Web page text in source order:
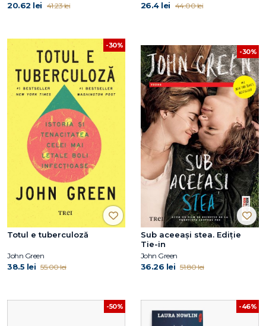
20.62 lei 41.23 lei 26.4 lei 44.00 lei
-30%
Totul e tuberculoză
John Green
38.5 lei 55.00 lei
-30%
Sub aceeaşi stea. Ediție
Tie-in
John Green
36.26 lei 51.80 lei
-50% -46%